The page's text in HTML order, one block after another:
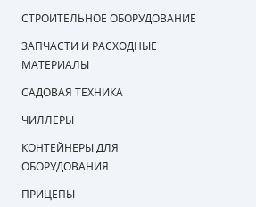
СТРОИТЕЛЬНОЕ ОБОРУДОВАНИЕ
ЗАПЧАСТИ И РАСХОДНЫЕ
МАТЕРИАЛЫ
САДОВАЯ ТЕХНИКА
ЧИЛЛЕРЫ
КОНТЕЙНЕРЫ ДЛЯ
ОБОРУДОВАНИЯ
ПРИЦЕПЫ